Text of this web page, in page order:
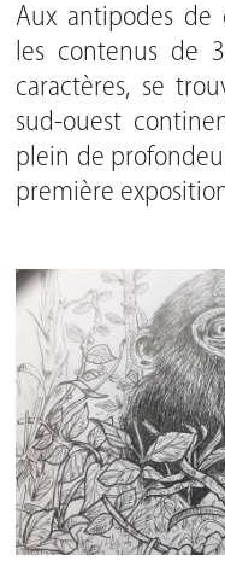
Aux antipodes
les contenus de
caractères, se
sud-ouest
plein de
première